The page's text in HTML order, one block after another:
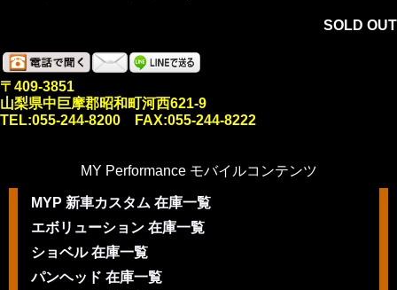
SOLD OUT
〒409-3851
山梨県中巨摩郡昭和町河西621-9
TEL:055-244-8200 FAX:055-244-8222
MY Performance モバイルコンテンツ
MYP 新車カスタム 在庫一覧
エボリューション 在庫一覧
ショベル 在庫一覧
パンヘッド 在庫一覧